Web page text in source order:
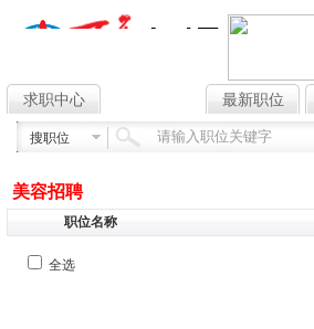
求职中心 最新职位
搜职位
美容招聘
职位名称
全选